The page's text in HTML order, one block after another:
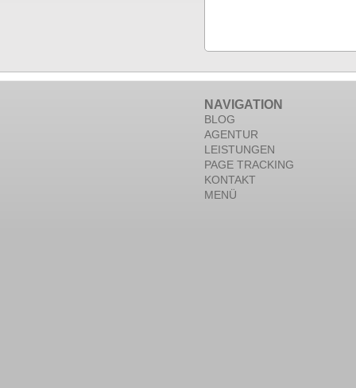
NAVIGATION
BLOG
AGENTUR
LEISTUNGEN
PAGE TRACKING
KONTAKT
MENÜ